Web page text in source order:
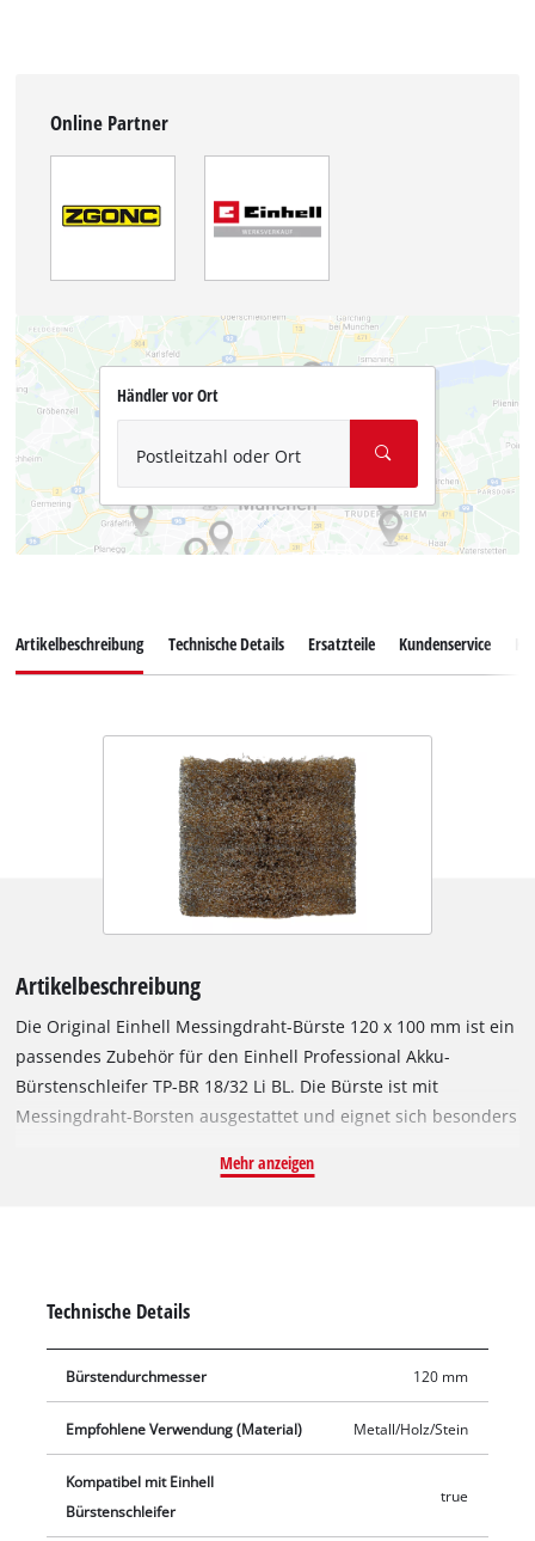
Online Partner
Händler vor Ort
Postleitzahl oder Ort
Artikelbeschreibung Technische Details Ersatzteile Kundenservice
Artikelbeschreibung
Die Original Einhell Messingdraht-Bürste 120 x 100 mm ist ein
passendes Zubehör für den Einhell Professional Akku-
Bürstenschleifer TP-BR 18/32 Li BL. Die Bürste ist mit
Messingdraht-Borsten ausgestattet und eignet sich besonders
Holz. Alte Holzbalken können damit z. B. so bearbeitet
Mehr anzeigen
Technische Details
Bürstendurchmesser 120 mm
Empfohlene Verwendung (Material) Metall/Holz/Stein
Kompatibel mit Einhell
Bürstenschleifer
true